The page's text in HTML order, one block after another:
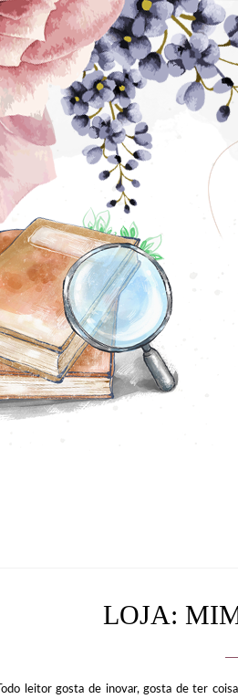
LOJA:
Todo leitor gosta de inovar, gosta de ter